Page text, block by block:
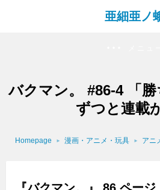
亜細亜ノ
バクマン。 #86-4 「
ずつと連載
Homepage 漫画・アニメ・玩具 アニ